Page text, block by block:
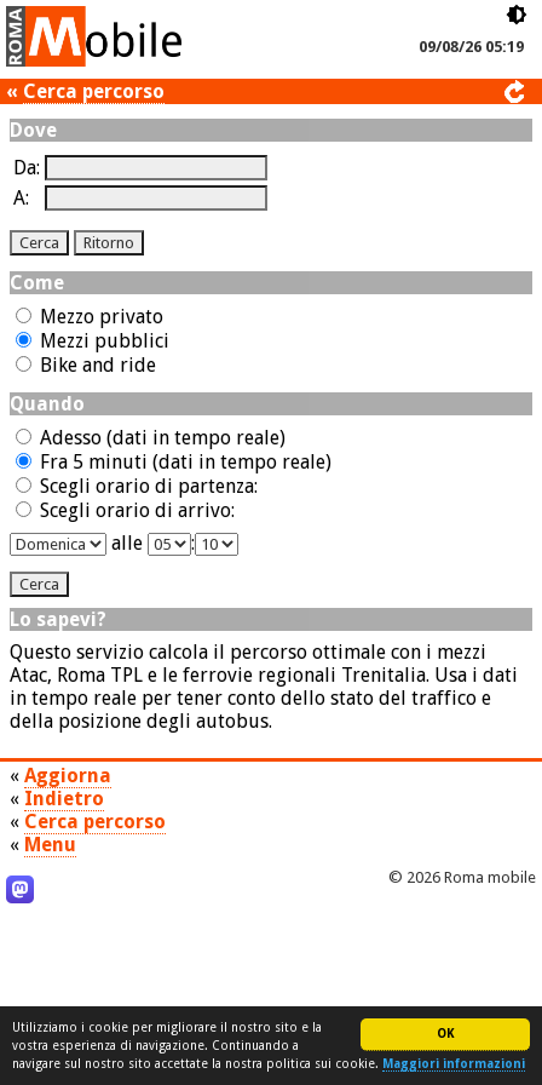
OK
Utilizziamo i cookie per migliorare il nostro sito e la
vostra esperienza di navigazione. Continuando a
navigare sul nostro sito accettate la nostra politica sui cookie. Maggiori informazioni
09/08/26 05:19
« Cerca percorso
Dove
Da:
A:
Come
Mezzo privato
Mezzi pubblici
Bike and ride
Quando
Adesso (dati in tempo reale)
Fra 5 minuti (dati in tempo reale)
Scegli orario di partenza:
Scegli orario di arrivo:
alle
:
Lo sapevi?
Questo servizio calcola il percorso ottimale con i mezzi
Atac, Roma TPL e le ferrovie regionali Trenitalia. Usa i dati
in tempo reale per tener conto dello stato del traffico e
della posizione degli autobus.
« Aggiorna
« Indietro
« Cerca percorso
« Menu
© 2026 Roma mobile